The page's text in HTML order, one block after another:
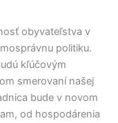
obyvateľstva v
politiku.
kľúčovým
smerovaní našej
bude v novom
od hospodárenia